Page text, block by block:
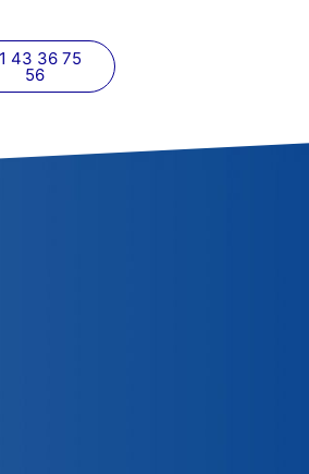
43 36 75
56